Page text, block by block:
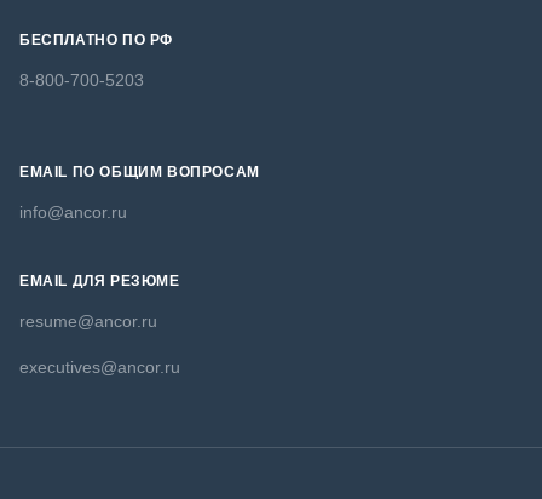
БЕСПЛАТНО ПО РФ
8-800-700-5203
EMAIL ПО ОБЩИМ ВОПРОСАМ
info@ancor.ru
EMAIL ДЛЯ РЕЗЮМЕ
resume@ancor.ru
executives@ancor.ru